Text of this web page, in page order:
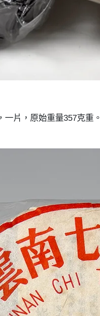
片，原始重量357克重。